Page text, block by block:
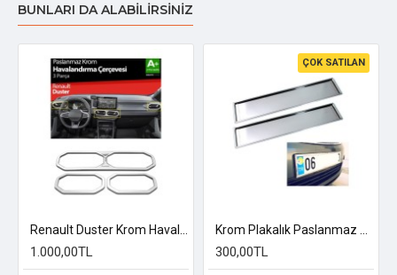
BUNLARI DA ALABILIRSINIZ
1.000,00TL
ÇOK SATILAN
300,00TL